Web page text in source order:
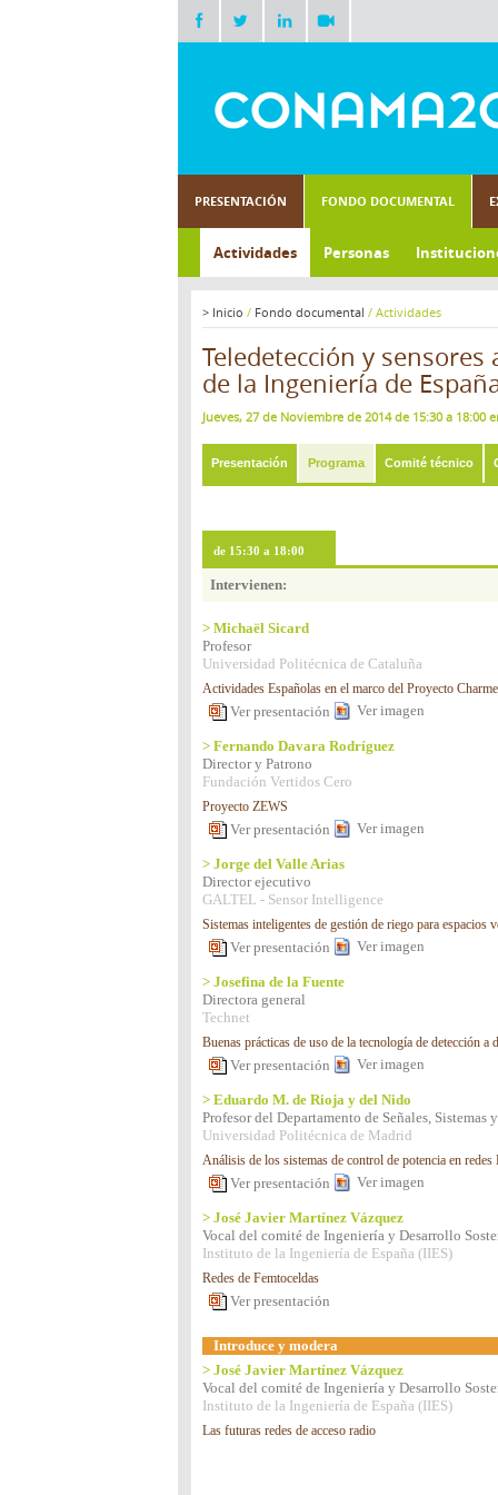
PRESENTACIÓN FONDO DOCUMENTAL
Actividades Personas
> Inicio / Fondo documental / Actividades
Teledetección y
de la Ingeniería de
Jueves, 27 de Noviembre de 2014 de 15:30 a 18:00
Presentación Programa Comité técnico
de 15:30 a 18:00
Intervienen:
> Michaël Sicard
Profesor
Universidad Politécnica de Cataluña
Actividades Españolas en el marco del Proyecto
Ver presentación Ver imagen
> Fernando Davara Rodríguez
Director y Patrono
Fundación Vertidos Cero
Proyecto ZEWS
Ver presentación Ver imagen
> Jorge del Valle Arias
Director ejecutivo
GALTEL - Sensor Intelligence
Sistemas inteligentes de gestión de riego para espacios
Ver presentación Ver imagen
> Josefina de la Fuente
Directora general
Technet
Buenas prácticas de uso de la tecnología de detección
Ver presentación Ver imagen
> Eduardo M. de Rioja y del Nido
Profesor del Departamento de Señales,
Universidad Politécnica de Madrid
Análisis de los sistemas de control de potencia en redes
Ver presentación Ver imagen
> José Javier Martínez Vázquez
Vocal del comité de Ingeniería y Desarrollo
Instituto de la Ingeniería de España (IIES)
Redes de Femtoceldas
Ver presentación
Introduce y modera
> José Javier Martínez Vázquez
Vocal del comité de Ingeniería y Desarrollo
Instituto de la Ingeniería de España (IIES)
Las futuras redes de acceso radio